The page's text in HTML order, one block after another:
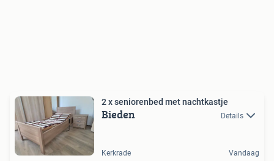
2 x seniorenbed met nachtkastje
Bieden Details
Kerkrade Vandaag